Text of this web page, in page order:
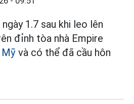
1.7 sau khi leo lên
đỉnh tòa nhà Empire
Mỹ và có thể đã cầu hôn